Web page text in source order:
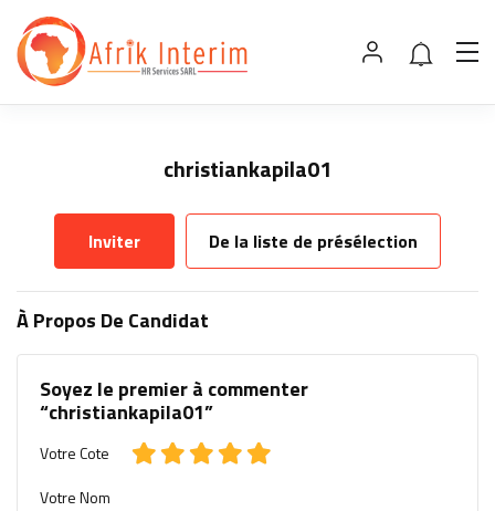
christiankapila01
Inviter De la liste de présélection
À Propos De Candidat
Soyez le premier à commenter
“christiankapila01”
Votre Cote
Votre Nom